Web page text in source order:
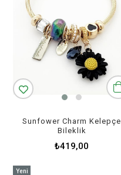
Sunfower Charm Kelepçe
Bileklik
₺419,00
Yeni